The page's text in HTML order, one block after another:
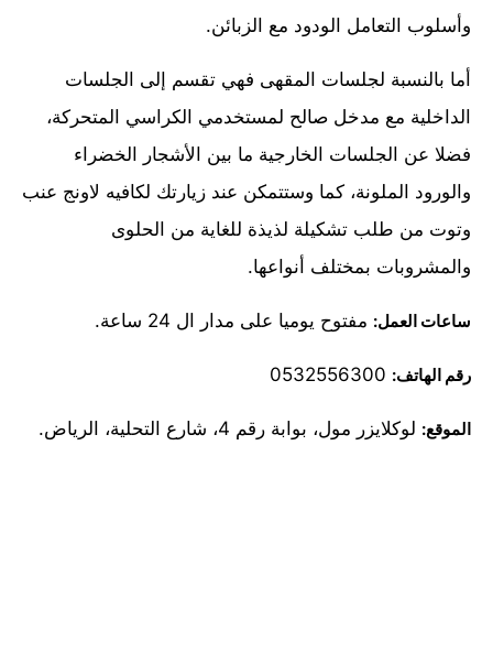
وأسلوب التعامل الودود مع الزبائن.
أما بالنسبة لجلسات المقهى فهي تقسم إلى الجلسات
الداخلية مع مدخل صالح لمستخدمي الكراسي المتحركة،
فضلا عن الجلسات الخارجية ما بين الأشجار الخضراء
والورود الملونة، كما وستتمكن عند زيارتك لكافيه لاونج عنب
وتوت من طلب تشكيلة لذيذة للغاية من الحلوى
والمشروبات بمختلف أنواعها.
ساعات العمل: مفتوح يوميا على مدار ال 24 ساعة.
رقم الهاتف:
الموقع: لوكلايزر مول، بوابة رقم 4، شارع التحلية، الرياض.